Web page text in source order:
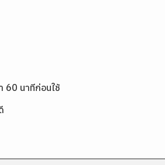
60 นาทีก่อนใช้